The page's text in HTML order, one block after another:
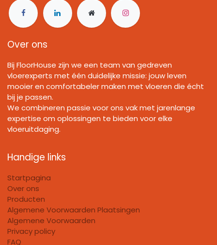
Over ons
Bij FloorHouse zijn we een team van gedreven
vloerexperts met één duidelijke missie: jouw leven
mooier en comfortabeler maken met vloeren die écht
bij je passen.
We combineren passie voor ons vak met jarenlange
expertise om oplossingen te bieden voor elke
vloeruitdaging.
Handige links
Startpagina
Over ons
Producten
Algemene Voorwaarden Plaatsingen
Algemene Voorwaarden
Privacy policy
FAQ